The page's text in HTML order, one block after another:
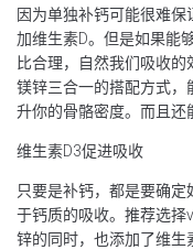
因为单独补钙可能很难
加维生素D。但是如果能
比合理，自然我们吸收
镁锌三合一的搭配方式
升你的骨骼密度。而且还
维生素D3促进吸收
只要是补钙，都是要确定
于钙质的吸收。推荐选择
锌的同时，也添加了维生